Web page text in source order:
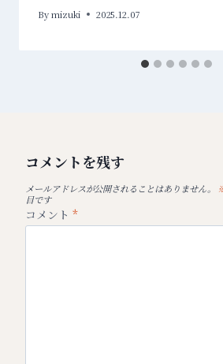
Bymizuki 2025.12.07
コメントを残す
メールアドレスが公開されることはありません。
目です
コメント *